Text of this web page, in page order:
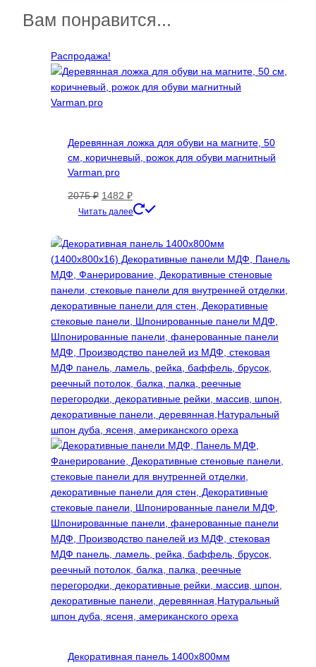
37000 ₽
вариаций.
выбрать
на
Вам понравится...
Распродажа!
Деревянная ложка для обуви на магните, 50
см, коричневый, рожок для обуви магнитный
Varman.pro
2075₽ Первоначальная
цена
2075 ₽.
1482 ₽Текущая
цена:
Читать далее
Декоративная панель 1400х800мм